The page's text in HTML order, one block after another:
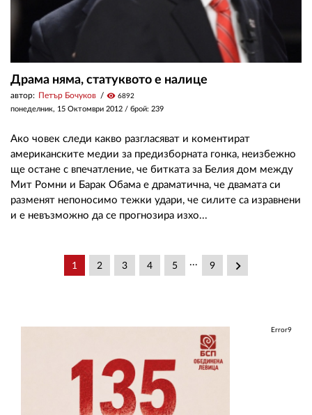
Драма няма, статуквото е налице
автор: Петър Бочуков visibility 6892
понеделник, 15 Октомври 2012 / брой: 239
Ако човек следи какво разгласяват и коментират
американските медии за предизборната гонка, неизбежно
ще остане с впечатление, че битката за Белия дом между
Мит Ромни и Барак Обама е драматична, че двамата си
разменят непоносимо тежки удари, че силите са изравнени
и е невъзможно да се прогнозира изхо...
1 2 3 4 5 ... 9 keyboard_arrow_right
Error9